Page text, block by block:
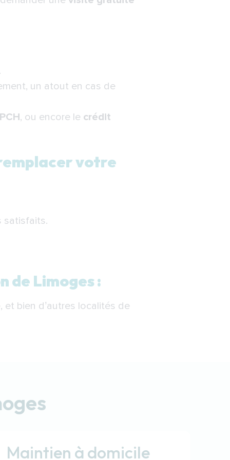
un atout en cas de
PCH, ou encore le crédit
votre
satisfaits.
de Limoges :
et bien d’autres localités de
Maintien à domicile